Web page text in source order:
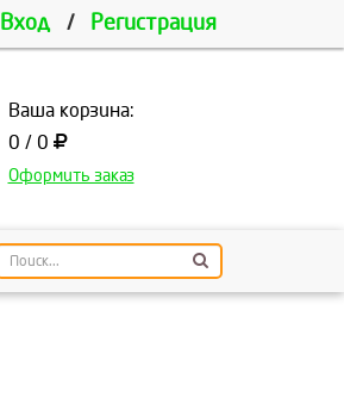
Вход / Регистрация
Ваша корзина:
0 / 0
Оформить заказ